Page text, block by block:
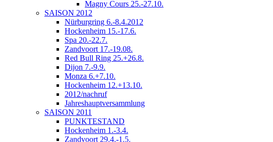
Magny Cours 25.-27.10.
SAISON 2012
Nürburgring 6.-8.4.2012
Hockenheim 15.-17.6.
Spa 20.-22.7.
Zandvoort 17.-19.08.
Red Bull Ring 25.+26.8.
Dijon 7.-9.9.
Monza 6.+7.10.
Hockenheim 12.+13.10.
2012/nachruf
Jahreshauptversammlung
SAISON 2011
PUNKTESTAND
Hockenheim 1.-3.4.
Zandvoort 29.4.-1.5.